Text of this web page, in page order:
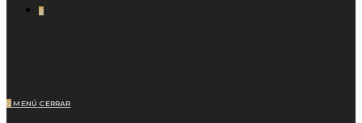
0
0 MENÚ CERRAR